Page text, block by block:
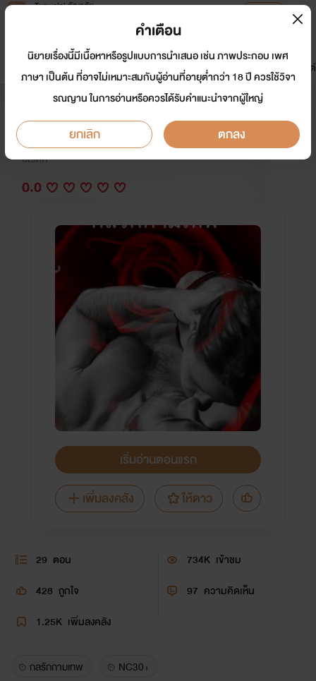
Tunwalai ธัญวลัย
หน้าแรก นิยาย อีบุ๊ก การ์ตูน
มาใหม่
ดรีมแชท ธัญลิสต์
กลรักกามเทพ(จบ) NC30+
นักเขียน:
บุษบาหนึ่งหรัด แสบทรวง ฉายา, Magnolia, Stylo r
omantique
อีโรติก
0.0
เริ่มอ่านตอนแรก
เพิ่มลงคลัง
ให้ดาว
29 ตอน 734K เข้าชม
428 ถูกใจ 97 ความคิดเห็น
1.25K เพิ่มลงคลัง
กลรักกามเทพ NC30+
คำเตือน
นิยายเรื่องนี้มีเนื้อหาหรือรูปแบบการนำเสนอ เช่น ภาพประกอบ เพศ
ภาษา เป็นต้น ที่อาจไม่เหมาะสมกับผู้อ่านที่อายุต่ำกว่า 18 ปี ควรใช้วิจา
รณญาน ในการอ่านหรือควรได้รับคำแนะนำจากผู้ใหญ่
ยกเลิก ตกลง